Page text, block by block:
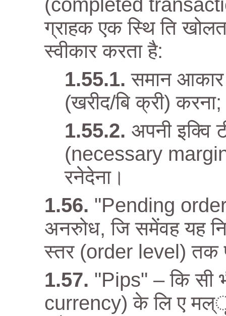
(completed
ग्राहक एक स्थि ति
स्वीकार करता है:
समान
(खरीद/बि क्री) करना;
अपनी इक्वि
(necessary
रनेदेना।
"Pending order"
अनरुोध, जि समेंवह यह
स्तर (order level) तक
"Pips" – कि सी
currency) के लि ए